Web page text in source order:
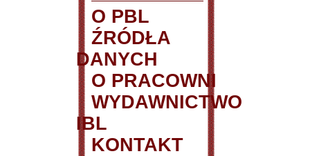
O PBL
ŹRÓDŁA
DANYCH
O PRACOWNI
WYDAWNICTWO
IBL
KONTAKT